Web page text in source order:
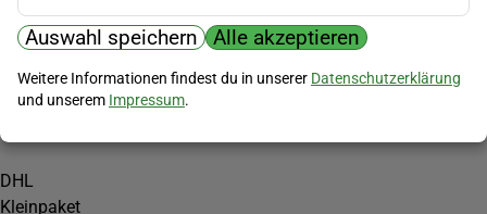
Zahlungsmöglichkeiten
PayPal
Vorkasse
Versand
DHL
Kleinpaket
Auswahl speichern Alle akzeptieren
Weitere Informationen findest du in unserer Datenschutzerklärung
und unserem Impressum.